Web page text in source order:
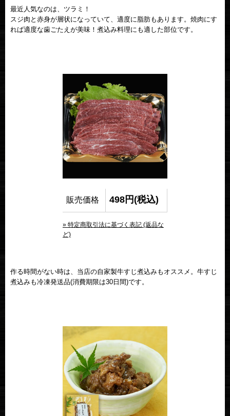
最近人気なのは、ツラミ！
スジ肉と赤身が層状になっていて、適度に脂肪もあります。焼肉にす
れば適度な歯ごたえが美味！煮込み料理にも適した部位です。
販売価格 498円(税込)
» 特定商取引法に基づく表記 (返品な
ど)
作る時間がない時は、当店の自家製牛すじ煮込みもオススメ。牛すじ
煮込みも冷凍発送品(消費期限は30日間)です。